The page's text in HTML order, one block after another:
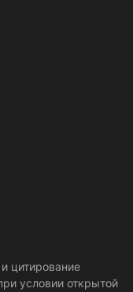
цитирование
условии открытой